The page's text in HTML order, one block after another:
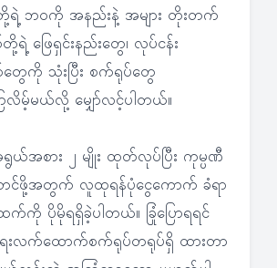
ရဲ့ ဘဝကို အနည်းနဲ့ အများ တိုးတက်
ရဲ့ ဖြေရှင်းနည်းတွေ၊ လုပ်ငန်း
ေကို သုံးပြီး စက်ရုပ်တွေ
မ့်မယ်လို့ မျှော်လင့်ပါတယ်။
အစား ၂ မျိုး ထုတ်လုပ်ပြီး ကုမ္ပဏီ
င်ဖို့အတွက် လူထုရန်ပုံငွေကောက် ခံရာ
ကို ပိုမိုရရှိခဲ့ပါတယ်။ ခြုံပြောရရင်
လက်ထောက်စက်ရုပ်တရုပ်ရှိ ထားတာ